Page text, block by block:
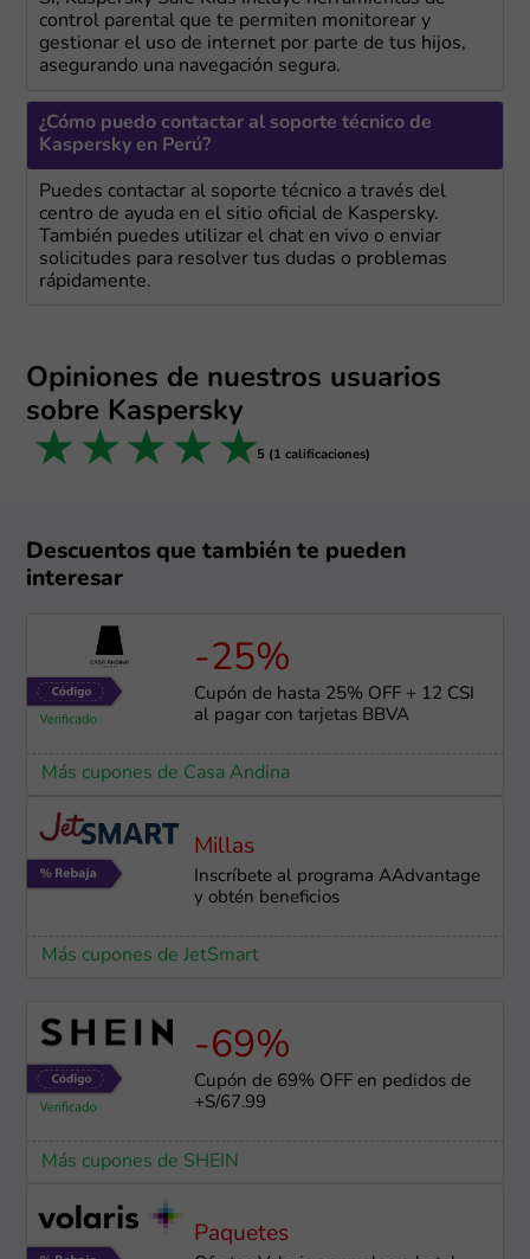
control parental que te permiten monitorear y
gestionar el uso de internet por parte de tus hijos,
asegurando una navegación segura.
¿Cómo puedo contactar al soporte técnico de
Kaspersky en Perú?
Puedes contactar al soporte técnico a través del
centro de ayuda en el sitio oficial de Kaspersky.
También puedes utilizar el chat en vivo o enviar
solicitudes para resolver tus dudas o problemas
rápidamente.
Opiniones de nuestros usuarios
sobre Kaspersky
5 stars
4 stars
3 stars
2 stars
1 star 5 (1 calificaciones)
Descuentos que también te pueden
interesar
-25%
Cupón de hasta 25% OFF + 12 CSI
al pagar con tarjetas BBVA
Más cupones de Casa Andina
Millas
Inscríbete al programa AAdvantage
y obtén beneficios
Más cupones de JetSmart
-69%
Cupón de 69% OFF en pedidos de
+S/67.99
Más cupones de SHEIN
Paquetes